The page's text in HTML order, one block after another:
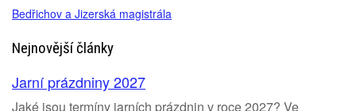
Bedřichov a Jizerská magistrála
Nejnovější články
Jarní prázdniny 2027
Jaké jsou termíny jarních prázdnin v roce 2027? Ve